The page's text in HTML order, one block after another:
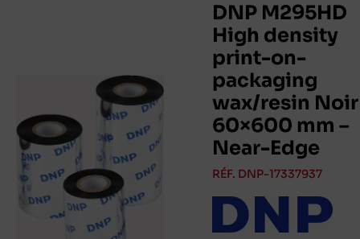
DNP M295HD
High density
print-on-
packaging
wax/resin Noir
60×600 mm –
Near-Edge
RÉF. DNP-17337937